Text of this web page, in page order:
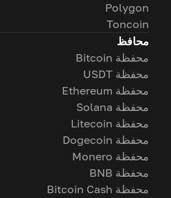
Polygon
Toncoin
محافظ
محفظة Bitcoin
محفظة USDT
محفظة Ethereum
محفظة Solana
محفظة Litecoin
محفظة Dogecoin
محفظة Monero
محفظة BNB
محفظة Bitcoin Cash